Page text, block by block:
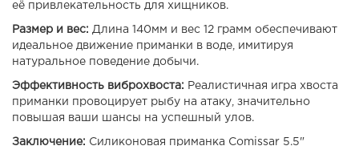
её привлекательность для хищников.
Размер и вес: Длина 140мм и вес 12 грамм обеспечивают
идеальное движение приманки в воде, имитируя
натуральное поведение добычи.
Эффективность виброхвоста: Реалистичная игра хвоста
приманки провоцирует рыбу на атаку, значительно
повышая ваши шансы на успешный улов.
Заключение: Силиконовая приманка Comissar 5.5"